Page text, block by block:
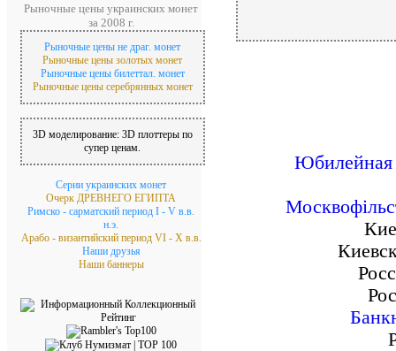
Рыночные цены украинских монет
за 2008 г.
Рыночные цены не драг. монет
Рыночные цены золотых монет
Рыночные цены билеттал. монет
Рыночные цены серебрянных монет
3D моделирование: 3D плоттеры по
супер ценам.
Серии украинских монет
Очерк ДРЕВНЕГО ЕГИПТА
Римско - сарматский период I - V в.в.
н.э.
Арабо - византийский период VI - X в.в.
Наши друзья
Наши баннеры
Юбилейная